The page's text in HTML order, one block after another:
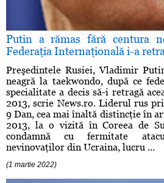
Putin a rămas fără centura
Federaţia Internaţională i-a
Preşedintele Rusiei, Vladimir
neagră la taekwondo, după ce
specialitate a decis să-i retragă
2013, scrie News.ro. Liderul rus
9 Dan, cea mai înaltă distincţie în
2013, la o vizită în Coreea de
condamnă cu fermitate
nevinovaţilor din Ucraina, lucru ...
(1 martie 2022)